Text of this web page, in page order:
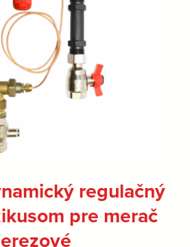
regulačný
pre merač